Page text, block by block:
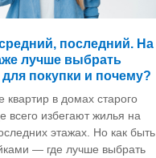
последний. На
лучше выбрать
для покупки и почему?
квартир в домах старого
всего избегают жилья на
этажах. Но как быть
— где лучше выбрать